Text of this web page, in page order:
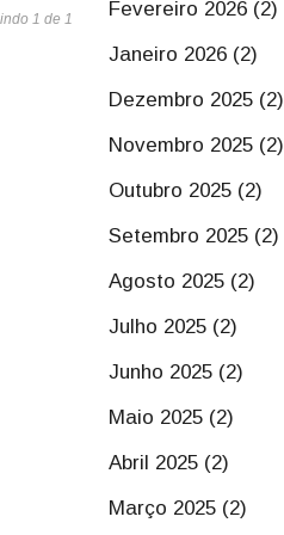
1 de 1
Fevereiro 2026 (2)
Janeiro 2026 (2)
Dezembro 2025 (2)
Novembro 2025 (2)
Outubro 2025 (2)
Setembro 2025 (2)
Agosto 2025 (2)
Julho 2025 (2)
Junho 2025 (2)
Maio 2025 (2)
Abril 2025 (2)
Março 2025 (2)